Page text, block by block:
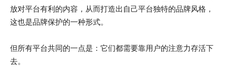
放对平台有利的内容，从而打造出自己平台独特的品牌风格，
这也是品牌保护的一种形式。
但所有平台共同的一点是：它们都需要靠用户的注意力存活下
去。